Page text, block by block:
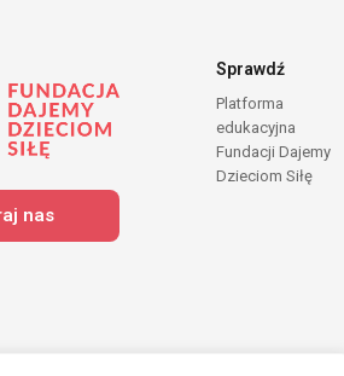
nas
Sprawdź
Platforma
edukacyjna
Fundacji Dajemy
Dzieciom Siłę